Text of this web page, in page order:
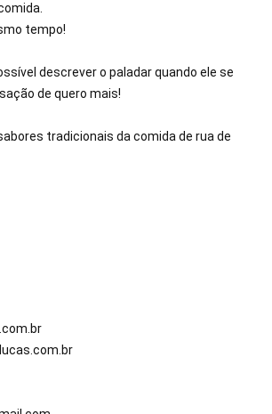
tempo!
descrever o paladar quando ele se
de quero mais!
tradicionais da comida de rua de